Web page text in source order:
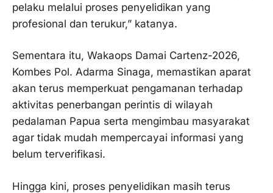
pelaku melalui proses penyelidikan yang
profesional dan terukur,” katanya.
Sementara itu, Wakaops Damai Cartenz-2026,
Kombes Pol. Adarma Sinaga, memastikan aparat
akan terus memperkuat pengamanan terhadap
aktivitas penerbangan perintis di wilayah
pedalaman Papua serta mengimbau masyarakat
agar tidak mudah mempercayai informasi yang
belum terverifikasi.
Hingga kini, proses penyelidikan masih terus